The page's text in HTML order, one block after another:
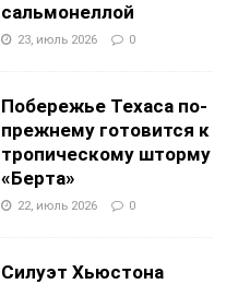
сальмонеллой
23, июль 2026 0
Побережье Техаса по-
прежнему готовится к
тропическому шторму
«Берта»
22, июль 2026 0
Силуэт Хьюстона